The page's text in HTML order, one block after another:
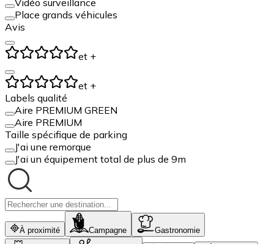
Place grands véhicules
Avis
et +
et +
Labels qualité
Aire PREMIUM GREEN
Aire PREMIUM
Taille spécifique de parking
J'ai une remorque
J'ai un équipement total de plus de 9m
À proximité Campagne Gastronomie